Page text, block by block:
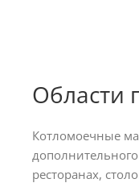
Области
Котломоечные
ресторанах,